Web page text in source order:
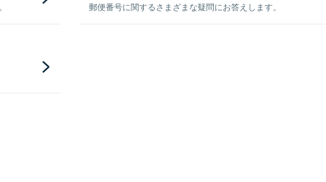
郵便番号に関するさまざまな疑問にお答えします。